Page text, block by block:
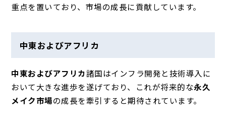
重点を置いており、市場の成長に貢献しています。
中東およびアフリカ
中東およびアフリカ諸国はインフラ開発と技術導入に
おいて大きな進歩を遂げており、これが将来的な永久
メイク市場の成長を牽引すると期待されています。